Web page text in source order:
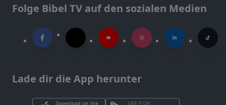
Folge Bibel TV auf den sozialen Medien
Lade dir die App herunter